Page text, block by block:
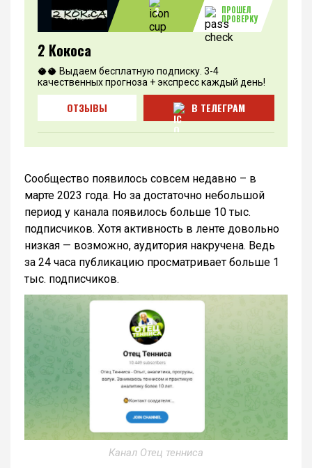
3
ПРОШЕЛ
ПРОВЕРКУ
2 Кокоса
🥥🥥 Выдаем бесплатную подписку. 3-4
качественных прогноза + экспресс каждый день!
ОТЗЫВЫ В ТЕЛЕГРАМ
Сообщество появилось совсем недавно – в
марте 2023 года. Но за достаточно небольшой
период у канала появилось больше 10 тыс.
подписчиков. Хотя активность в ленте довольно
низкая — возможно, аудитория накручена. Ведь
за 24 часа публикацию просматривает больше 1
тыс. подписчиков.
Канал Отец тенниса